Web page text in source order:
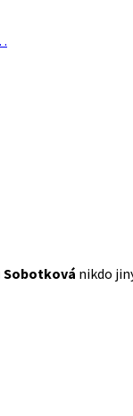
Sobotková nikdo